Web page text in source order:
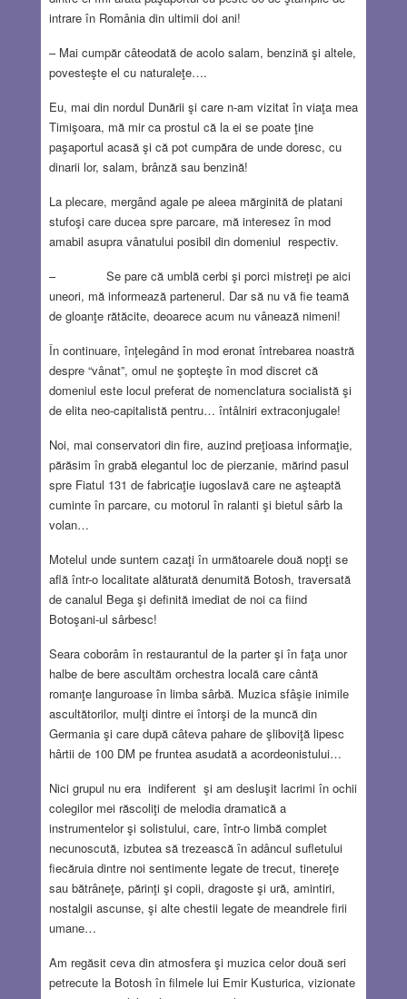
intrare în România din ultimii doi ani!
– Mai cumpăr câteodată de acolo salam, benzină şi altele,
povesteşte el cu naturaleţe….
Eu, mai din nordul Dunării şi care n-am vizitat în viaţa mea
Timişoara, mă mir ca prostul că la ei se poate ţine
paşaportul acasă şi că pot cumpăra de unde doresc, cu
dinarii lor, salam, brânză sau benzină!
La plecare, mergând agale pe aleea mărginită de platani
stufoşi care ducea spre parcare, mă interesez în mod
amabil asupra vânatului posibil din domeniul respectiv.
– Se pare că umblă cerbi şi porci mistreţi pe aici
uneori, mă informează partenerul. Dar să nu vă fie teamă
de gloanţe rătăcite, deoarece acum nu vânează nimeni!
În continuare, înţelegând în mod eronat întrebarea noastră
despre “vânat”, omul ne şopteşte în mod discret că
domeniul este locul preferat de nomenclatura socialistă şi
de elita neo-capitalistă pentru… întâlniri extraconjugale!
Noi, mai conservatori din fire, auzind preţioasa informaţie,
părăsim în grabă elegantul loc de pierzanie, mărind pasul
spre Fiatul 131 de fabricaţie iugoslavă care ne aşteaptă
cuminte în parcare, cu motorul în ralanti şi bietul sârb la
volan…
Motelul unde suntem cazaţi în următoarele două nopţi se
află într-o localitate alăturată denumită Botosh, traversată
de canalul Bega şi definită imediat de noi ca fiind
Botoşani-ul sârbesc!
Seara coborâm în restaurantul de la parter şi în faţa unor
halbe de bere ascultăm orchestra locală care cântă
romanţe languroase în limba sârbă. Muzica sfâşie inimile
ascultătorilor, mulţi dintre ei întorşi de la muncă din
Germania şi care după câteva pahare de şliboviţă lipesc
hârtii de 100 DM pe fruntea asudată a acordeonistului…
Nici grupul nu era indiferent şi am desluşit lacrimi în ochii
colegilor mei răscoliţi de melodia dramatică a
instrumentelor şi solistului, care, într-o limbă complet
necunoscută, izbutea să trezească în adâncul sufletului
fiecăruia dintre noi sentimente legate de trecut, tinereţe
sau bătrâneţe, părinţi şi copii, dragoste şi ură, amintiri,
nostalgii ascunse, şi alte chestii legate de meandrele firii
umane…
Am regăsit ceva din atmosfera şi muzica celor două seri
petrecute la Botosh în filmele lui Emir Kusturica, vizionate